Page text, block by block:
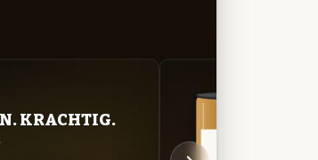
KRACHTIG.